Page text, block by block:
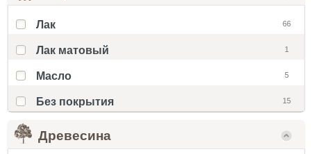
Лак 66
Лак матовый 1
Масло 5
Без покрытия 15
Древесина